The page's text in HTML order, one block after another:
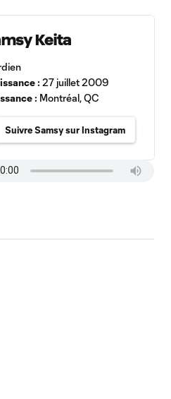
Keita
: 27 juillet 2009
: Montréal, QC
Suivre Samsy sur Instagram